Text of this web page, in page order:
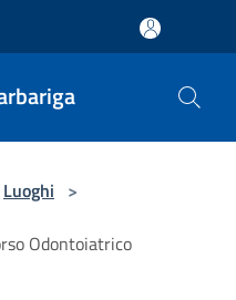
Luoghi >
Odontoiatrico